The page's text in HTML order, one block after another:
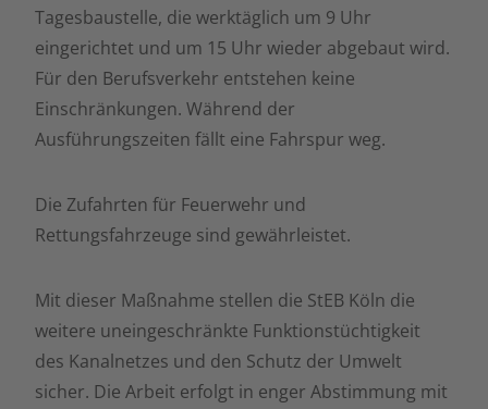
Tagesbaustelle, die werktäglich um 9 Uhr
eingerichtet und um 15 Uhr wieder abgebaut wird.
Für den Berufsverkehr entstehen keine
Einschränkungen. Während der
Ausführungszeiten fällt eine Fahrspur weg.
Die Zufahrten für Feuerwehr und
Rettungsfahrzeuge sind gewährleistet.
Mit dieser Maßnahme stellen die StEB Köln die
weitere uneingeschränkte Funktionstüchtigkeit
des Kanalnetzes und den Schutz der Umwelt
sicher. Die Arbeit erfolgt in enger Abstimmung mit